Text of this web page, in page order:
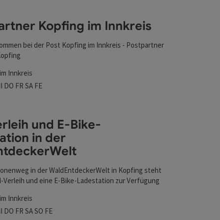
Kopfing im Innkreis
bei der Post Kopfing im Innkreis - Postpartner
Innkreis
geöffnet
geöffnet
Mittwoch geöffnet
DO Donnerstag geöffnet
FR Freitag geöffnet
SA Samstag geöffnet
FEFeiertag geöffnet
WaldEntdeckerWelt
und E-Bike-
in der
in der WaldEntdeckerWelt in Kopfing steht
Verleih und eine E-Bike-Ladestation zur Verfügung
Innkreis
geöffnetgeöffnet
Mittwoch geöffnet
DO Donnerstag geöffnet
FR Freitag geöffnet
SASamstag geöffnet
SO Sonntag geöffnet
FEFeiertag geöffnet